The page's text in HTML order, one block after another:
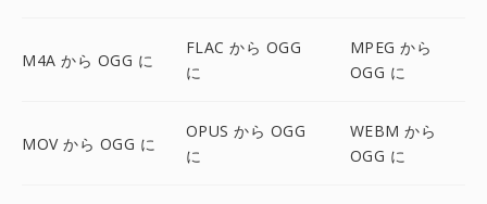
M4A から OGG に
FLAC から OGG
に
MPEG から
OGG に
MOV から OGG に
OPUS から OGG
に
WEBM から
OGG に